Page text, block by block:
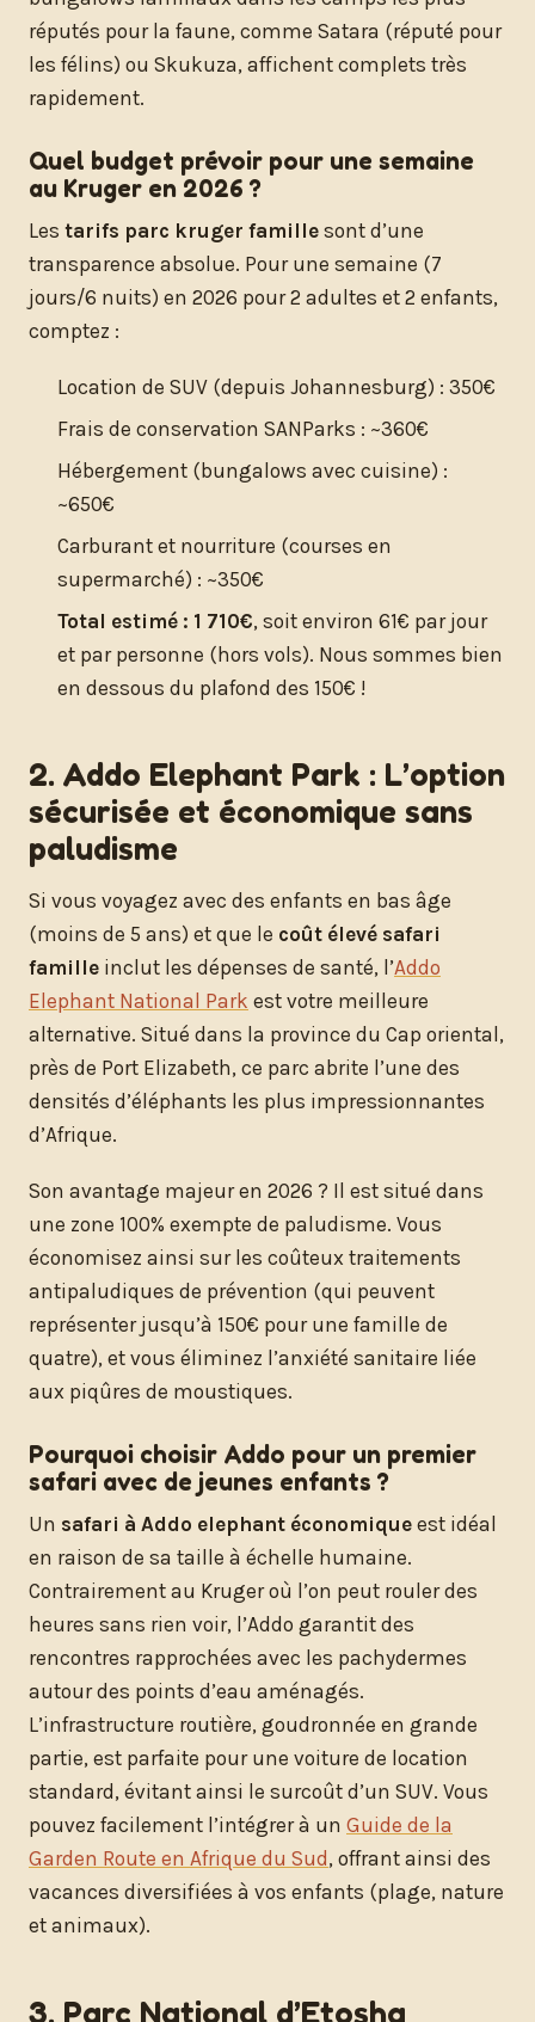
réputés pour la faune, comme Satara (réputé pour
les félins) ou Skukuza, affichent complets très
rapidement.
Quel budget prévoir pour une semaine
au Kruger en 2026 ?
Les tarifs parc kruger famille sont d’une
transparence absolue. Pour une semaine (7
jours/6 nuits) en 2026 pour 2 adultes et 2 enfants,
comptez :
Location de SUV (depuis Johannesburg) : 350€
Frais de conservation SANParks : ~360€
Hébergement (bungalows avec cuisine) :
~650€
Carburant et nourriture (courses en
supermarché) : ~350€
Total estimé : 1 710€, soit environ 61€ par jour
et par personne (hors vols). Nous sommes bien
en dessous du plafond des 150€ !
2. Addo Elephant Park : L’option
sécurisée et économique sans
paludisme
Si vous voyagez avec des enfants en bas âge
(moins de 5 ans) et que le coût élevé safari
famille inclut les dépenses de santé, l’Addo
Elephant National Park est votre meilleure
alternative. Situé dans la province du Cap oriental,
près de Port Elizabeth, ce parc abrite l’une des
densités d’éléphants les plus impressionnantes
d’Afrique.
Son avantage majeur en 2026 ? Il est situé dans
une zone 100% exempte de paludisme. Vous
économisez ainsi sur les coûteux traitements
antipaludiques de prévention (qui peuvent
représenter jusqu’à 150€ pour une famille de
quatre), et vous éliminez l’anxiété sanitaire liée
aux piqûres de moustiques.
Pourquoi choisir Addo pour un premier
safari avec de jeunes enfants ?
Un safari à Addo elephant économique est idéal
en raison de sa taille à échelle humaine.
Contrairement au Kruger où l’on peut rouler des
heures sans rien voir, l’Addo garantit des
rencontres rapprochées avec les pachydermes
autour des points d’eau aménagés.
L’infrastructure routière, goudronnée en grande
partie, est parfaite pour une voiture de location
standard, évitant ainsi le surcoût d’un SUV. Vous
pouvez facilement l’intégrer à un Guide de la
Garden Route en Afrique du Sud , offrant ainsi des
vacances diversifiées à vos enfants (plage, nature
et animaux).
3. Parc National d’Etosha